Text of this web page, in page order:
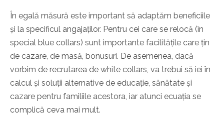
În egală măsură este important să adaptăm beneficiile
și la specificul angajaților. Pentru cei care se relocă (în
special blue collars) sunt importante facilitățile care țin
de cazare, de masă, bonusuri. De asemenea, dacă
vorbim de recrutarea de white collars, va trebui să iei în
calcul și soluții alternative de educație, sănătate și
cazare pentru familiile acestora, iar atunci ecuația se
complică ceva mai mult.